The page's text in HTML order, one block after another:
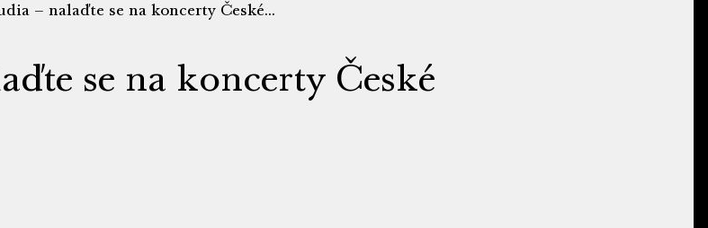
– nalaďte se na koncerty České...
se na koncerty České